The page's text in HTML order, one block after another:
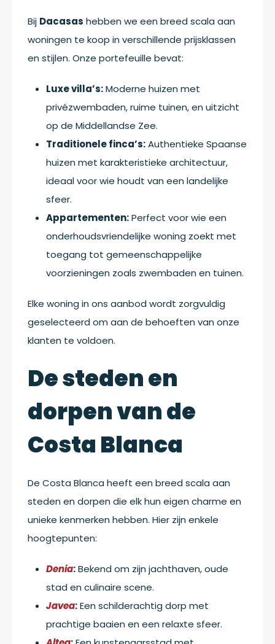
Bij Dacasas hebben we een breed scala aan
woningen te koop in verschillende prijsklassen
en stijlen. Onze portefeuille bevat:
Luxe villa’s:Moderne huizen met
privézwembaden, ruime tuinen, en uitzicht
op de Middellandse Zee.
Traditionele finca’s:Authentieke Spaanse
huizen met karakteristieke architectuur,
ideaal voor wie houdt van een landelijke
sfeer.
Appartementen:Perfect voor wie een
onderhoudsvriendelijke woning zoekt met
toegang tot gemeenschappelijke
voorzieningen zoals zwembaden en tuinen.
Elke woning in ons aanbod wordt zorgvuldig
geselecteerd om aan de behoeften van onze
klanten te voldoen.
De steden en
dorpen van de
Costa Blanca
De Costa Blanca heeft een breed scala aan
steden en dorpen die elk hun eigen charme en
unieke kenmerken hebben. Hier zijn enkele
hoogtepunten:
Denia:Bekend om zijn jachthaven, oude
stad en culinaire scene.
Javea:Een schilderachtig dorp met
prachtige baaien en een relaxte sfeer.